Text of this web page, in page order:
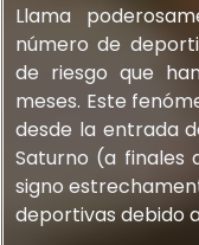
Llama
número de
de riesgo que
meses. Este
desde la entrada
Saturno (a finales
signo
deportivas debido